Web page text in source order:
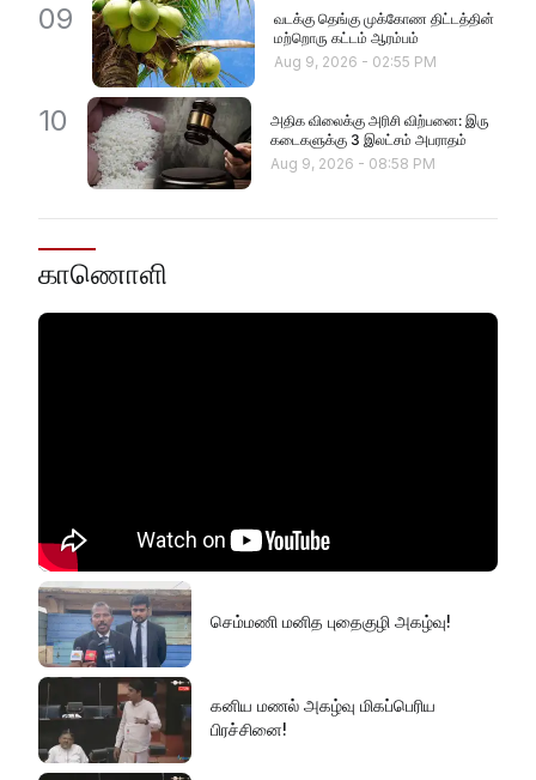
09
வடக்கு தெங்கு முக்கோண திட்டத்தின்
மற்றொரு கட்டம் ஆரம்பம்
Aug 9, 2026 - 02:55 PM
10
அதிக விலைக்கு அரிசி விற்பனை: இரு
கடைகளுக்கு 3 இலட்சம் அபராதம்
Aug 9, 2026 - 08:58 PM
காணொளி
செம்மணி மனித புதைகுழி அகழ்வு!
கனிய மணல் அகழ்வு மிகப்பெரிய
பிரச்சினை!